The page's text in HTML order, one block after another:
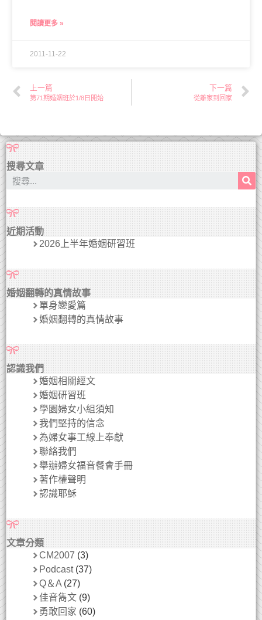
閱讀更多 »
2011-11-22
上一篇
第71期婚姻班於1/8日開始
下一篇
從離家到回家
搜尋文章
近期活動
2026上半年婚姻研習班
婚姻翻轉的真情故事
單身戀愛篇
婚姻翻轉的真情故事
認識我們
婚姻相關經文
婚姻研習班
學園婦女小組須知
我們堅持的信念
為婦女事工線上奉獻
聯絡我們
舉辦婦女福音餐會手冊
著作權聲明
認識耶穌
文章分類
CM2007 (3)
Podcast(37)
Q＆A (27)
佳音雋文 (9)
勇敢回家 (60)